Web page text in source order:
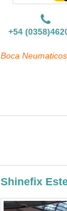
+54
Boca
Shinefix